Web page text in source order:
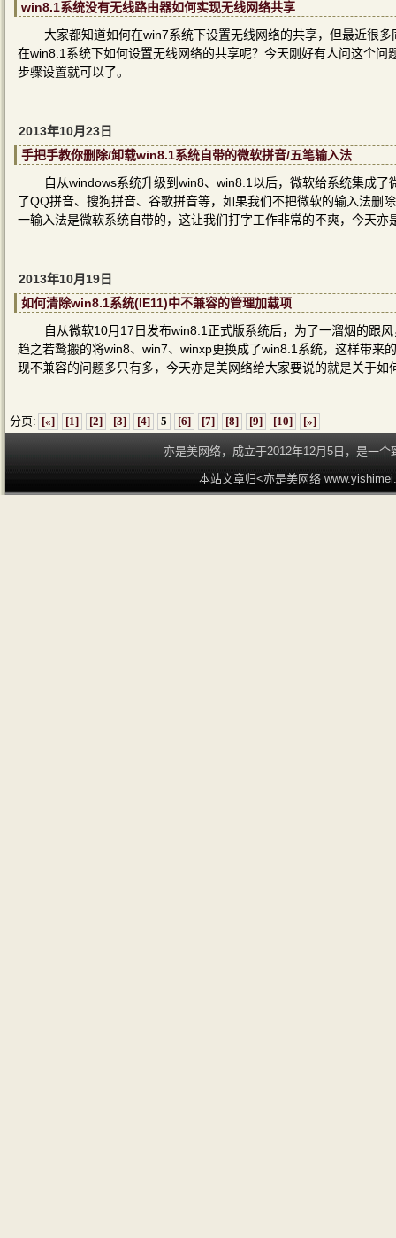
win8.1系统没有无线路由器如何实现无线网络共享
大家都知道如何在win7系统下设置无线网络的共享，但最近很
在win8.1系统下如何设置无线网络的共享呢？今天刚好有人问这个
步骤设置就可以了。
2013年10月23日
手把手教你删除/卸载win8.1系统自带的微软拼音/五笔输入法
自从windows系统升级到win8、win8.1以后，微软给系统集成
了QQ拼音、搜狗拼音、谷歌拼音等，如果我们不把微软的输入法删
一输入法是微软系统自带的，这让我们打字工作非常的不爽，今天
2013年10月19日
如何清除win8.1系统(IE11)中不兼容的管理加载项
自从微软10月17日发布win8.1正式版系统后，为了一溜烟的跟
趋之若鹜搬的将win8、win7、winxp更换成了win8.1系统，这样带来
现不兼容的问题多只有多，今天亦是美网络给大家要说的就是关于如
分页: [«] [1] [2] [3] [4] 5 [6] [7] [8] [9] [10] [»]
亦是美网络，成立于2012年12月5日，是一
本站文章归<亦是美网络